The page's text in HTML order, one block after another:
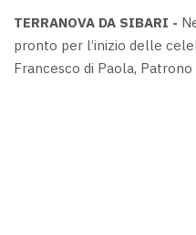
TERRANOVA DA SIBARI -
pronto per l’inizio delle
Francesco di Paola,